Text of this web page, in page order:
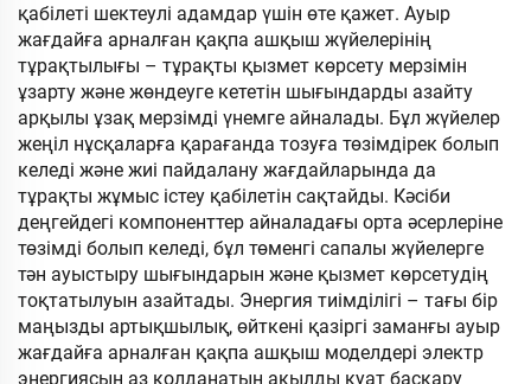
қабілеті шектеулі адамдар үшін өте қажет. Ауыр
жағдайға арналған қақпа ашқыш жүйелерінің
тұрақтылығы – тұрақты қызмет көрсету мерзімін
ұзарту және жөндеуге кететін шығындарды азайту
арқылы ұзақ мерзімді үнемге айналады. Бұл жүйелер
жеңіл нұсқаларға қарағанда тозуға төзімдірек болып
келеді және жиі пайдалану жағдайларында да
тұрақты жұмыс істеу қабілетін сақтайды. Кәсіби
деңгейдегі компоненттер айналадағы орта әсерлеріне
төзімді болып келеді, бұл төменгі сапалы жүйелерге
тән ауыстыру шығындарын және қызмет көрсетудің
тоқтатылуын азайтады. Энергия тиімділігі – тағы бір
маңызды артықшылық, өйткені қазіргі заманғы ауыр
жағдайға арналған қақпа ашқыш моделдері электр
энергиясын аз қолданатын ақылды қуат басқару